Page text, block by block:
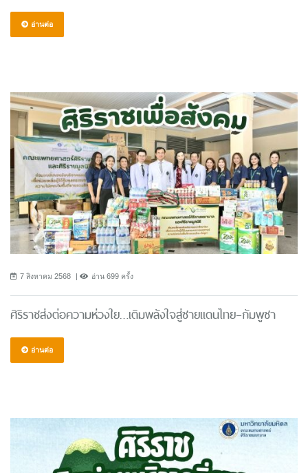
อ่านต่อ
7 สิงหาคม 2568 อ่าน 699 ครั้ง
ศิริราชส่งต่อความห่วงใย…เติมพลังใจสู่ชายแดนไทย–กัมพูชา
อ่านต่อ